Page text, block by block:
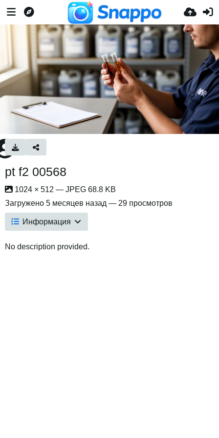
pt f2 00568
1024 × 512 — JPEG 68.8 KB
Загружено 5 месяцев назад — 29 просмотров
Информация
No description provided.